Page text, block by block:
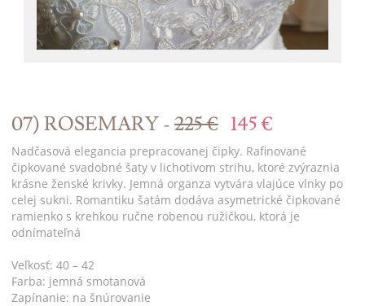
07) ROSEMARY -225 € 145 €
Nadčasová elegancia prepracovanej čipky. Rafinované
čipkované svadobné šaty v lichotivom strihu, ktoré zvýraznia
krásne ženské krivky. Jemná organza vytvára vlajúce vlnky po
celej sukni. Romantiku šatám dodáva asymetrické čipkované
ramienko s krehkou ručne robenou ružičkou, ktorá je
odnímateľná
Veľkosť: 40 – 42
Farba: jemná smotanová
Zapínanie: na šnúrovanie